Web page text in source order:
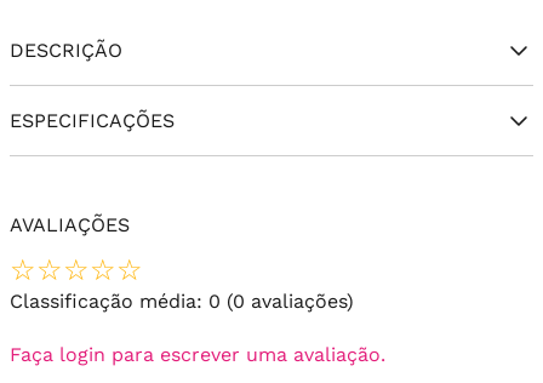
DESCRIÇÃO
ESPECIFICAÇÕES
AVALIAÇÕES
☆☆☆☆☆
Classificação média: 0 (0 avaliações)
Faça login para escrever uma avaliação.